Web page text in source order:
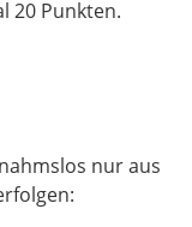
20 Punkten.
nur aus